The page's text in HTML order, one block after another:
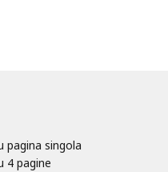
pagina singola
4 pagine